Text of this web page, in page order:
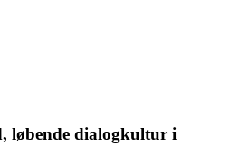
løbende dialogkultur i